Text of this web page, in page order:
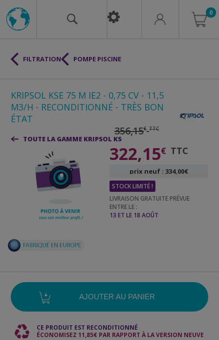
0
KRIPSOL KSE 75 M IE2 - 0,75 CV - 11,5
M3/H - RECONDITIONNÉ - TRÈS BON
ÉTAT
TOUTE LA GAMME KRIPSOL KS
356,15€ TTC
322,15€ TTC
prix neuf : 334,00€
P
CE PRODUIT EST RECONDITIONNÉ
ÉCONOMISEZ 11,85€ PAR RAPPORT À LA VERSION NEUVE
STOCK LIMITÉ !
LIVRAISON GRATUITE PRÉVUE
ENTRE LE :
13 ET LE 18 AOÛT
FILTRATION POMPE PISCINE